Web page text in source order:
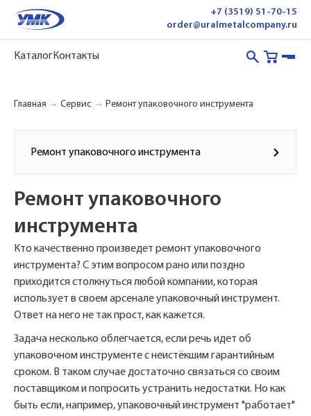
+7 (3519) 51-70-15
order@uralmetalcompany.ru
КаталогКонтакты
Главная Сервис Ремонт упаковочного инструмента
Ремонт упаковочного инструмента
Ремонт упаковочного
инструмента
Кто качественно произведет ремонт упаковочного
инструмента? С этим вопросом рано или поздно
приходится столкнуться любой компании, которая
использует в своем арсенале упаковочный инструмент.
Ответ на него не так прост, как кажется.
Задача несколько облегчается, если речь идет об
упаковочном инструменте с неистёкшим гарантийным
сроком. В таком случае достаточно связаться со своим
поставщиком и попросить устранить недостатки. Но как
быть если, например, упаковочный инструмент "работает"